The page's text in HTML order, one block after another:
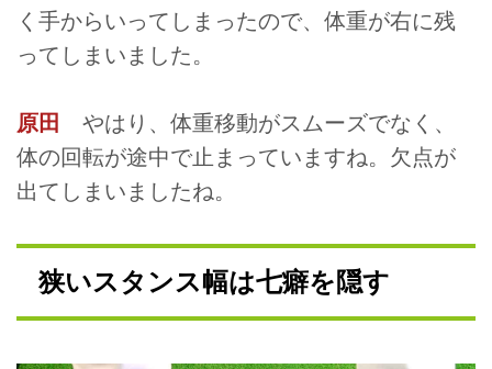
く手からいってしまったので、体重が右に残
ってしまいました。
原田
やはり、体重移動がスムーズでなく、
体の回転が途中で止まっていますね。欠点が
出てしまいましたね。
狭いスタンス幅は七癖を隠す